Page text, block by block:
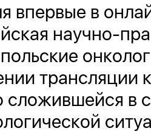
впервые в
научно-
трансляции
сложившейся в